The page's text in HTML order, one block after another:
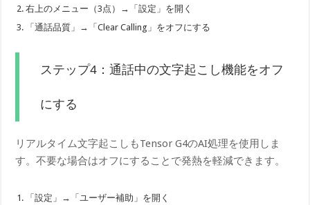
右上のメニュー（3点）→「設定」を開く
「通話品質」→「Clear Calling」をオフにする
ステップ4：通話中の文字起こし機能をオフ
にする
リアルタイム文字起こしもTensor G4のAI処理を使用しま
す。不要な場合はオフにすることで発熱を軽減できます。
「設定」→「ユーザー補助」を開く